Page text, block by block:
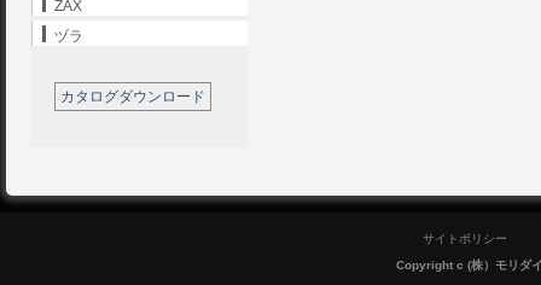
ZAX
ヅラ
カタログダウンロード
サイトポリシー
Copyright c (株）モリダ